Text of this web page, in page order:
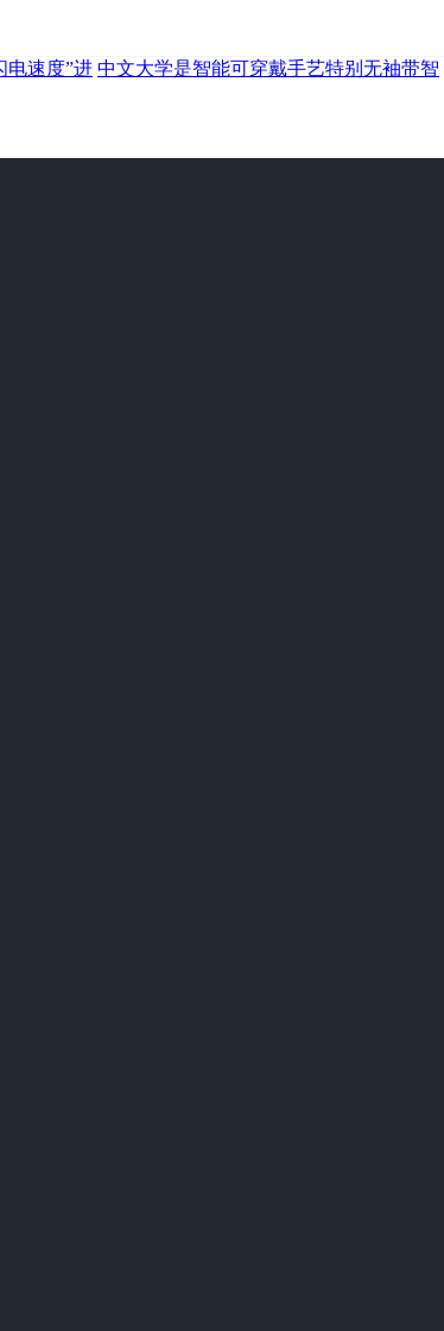
电速度”进 中文大学是智能可穿戴手艺特别无袖带智